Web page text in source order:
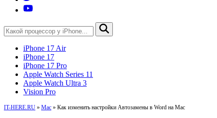
iPhone 17 Air
iPhone 17
iPhone 17 Pro
Apple Watch Series 11
Apple Watch Ultra 3
Vision Pro
IT-HERE.RU » Mac » Как изменить настройки Автозамены в Word на Mac